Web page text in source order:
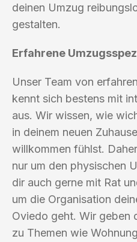
deinen Umzug
gestalten.
Erfahrene
Unser Team von
kennt sich bestens mit
aus. Wir wissen, wie
in deinem neuen
willkommen fühlst.
nur um den physischen
dir auch gerne mit Rat
um die Organisation
Oviedo geht. Wir geben
zu Themen wie